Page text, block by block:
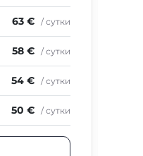
63 € / сутки
58 € / сутки
54 € / сутки
50 € / сутки